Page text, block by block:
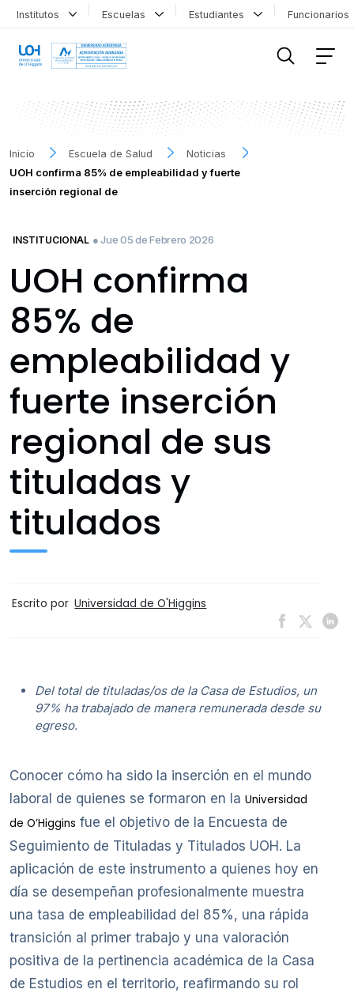
Institutos Escuelas Estudiantes
Inicio Escuela de Salud
Noticias
UOH confirma 85% de empleabilidad y fuerte
inserción regional de
INSTITUCIONAL ● Jue 05 de Febrero 2026
UOH confirma
85% de
empleabilidad y
fuerte inserción
regional de sus
tituladas y
titulados
Escrito por Universidad de O'Higgins
Del total de tituladas/os de la Casa de Estudios, un
97% ha trabajado de manera remunerada desde su
egreso.
Conocer cómo ha sido la inserción en el mundo
laboral de quienes se formaron en la Universidad
de O’Higgins fue el objetivo de la Encuesta de
Seguimiento de Tituladas y Titulados UOH. La
aplicación de este instrumento a quienes hoy en
día se desempeñan profesionalmente muestra
una tasa de empleabilidad del 85%, una rápida
transición al primer trabajo y una valoración
positiva de la pertinencia académica de la Casa
de Estudios en el territorio, reafirmando su rol